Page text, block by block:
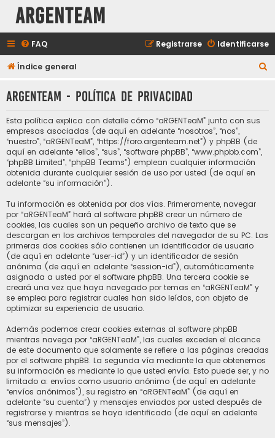
aRGENTeaM
FAQ Identificarse
Registrarse
Índice general
c
aRGENTeaM - Política de privacidad
Esta política explica con detalle cómo “aRGENTeaM” junto con sus
empresas asociadas (de aquí en adelante “nosotros”, “nos”,
“nuestro”, “aRGENTeaM”, “https://foro.argenteam.net”) y phpBB (de
aquí en adelante “ellos”, “sus”, “software phpBB”, “www.phpbb.com”,
“phpBB Limited”, “phpBB Teams”) emplean cualquier información
obtenida durante cualquier sesión de uso por usted (de aquí en
adelante “su información”).
Tu información es obtenida por dos vías. Primeramente, navegar
por “aRGENTeaM” hará al software phpBB crear un número de
cookies, las cuales son un pequeño archivo de texto que se
descargan en los archivos temporales del navegador de su PC. Las
primeras dos cookies sólo contienen un identificador de usuario
(de aquí en adelante “user-id”) y un identificador de sesión
anónima (de aquí en adelante “session-id”), automáticamente
asignada a usted por el software phpBB. Una tercera cookie se
creará una vez que haya navegado por temas en “aRGENTeaM” y
se emplea para registrar cuales han sido leídos, con objeto de
optimizar su experiencia de usuario.
Además podemos crear cookies externas al software phpBB
mientras navega por “aRGENTeaM”, las cuales exceden el alcance
de este documento que solamente se refiere a las páginas creadas
por el software phpBB. La segunda vía mediante la que obtenemos
su información es mediante lo que usted envía. Esto puede ser, y no
limitado a: envíos como usuario anónimo (de aquí en adelante
“envíos anónimos”), su registro en “aRGENTeaM” (de aquí en
adelante “su cuenta”) y mensajes enviados por usted después de
registrarse y mientras se haya identificado (de aquí en adelante
“sus mensajes”).